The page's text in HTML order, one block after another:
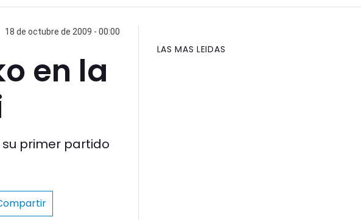
18 de octubre de 2009 - 00:00
en la
su primer partido
LAS MAS LEIDAS